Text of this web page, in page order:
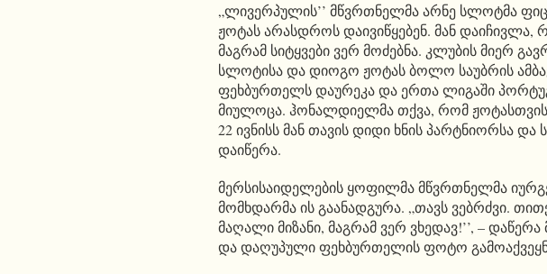
„ლივერპულის’’ მწვრთნელმა არნე სლოტმა
ჟოტას არასდროს დაივიწყებენ. მან დაიჩივლა,
მაგრამ სიტყვები ვერ მოძებნა. კლუბის მიერ
სლოტისა და დიოგო ჟოტას ბოლო საუბრის
ფეხბურთელს დაურეკა და ერთა ლიგაში
მიულოცა. ჰონალდიელმა თქვა, რომ
22 ივნისს მან თავის დიდი ხნის პარტნიორსა და
დაიწერა.
მერსისაიდელების ყოფილმა მწვრთნელმა
მომხდარმა ის გაანადგურა. „თავს ვებრძვი.
მაღალი მიზანი, მაგრამ ვერ ვხედავ!’’, –
და დაღუპული ფეხბურთელის ფოტო